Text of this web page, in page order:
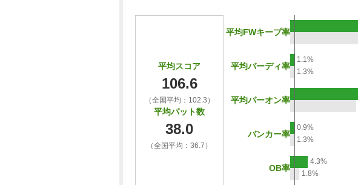
平均スコア
106.6
（全国平均：102.3）
平均パット数
38.0
（全国平均：36.7）
平均FWキープ率
平均バーディ率
1.1%
1.3%
平均パーオン率
バンカー率
0.9%
1.3%
OB率
4.3%
1.8%